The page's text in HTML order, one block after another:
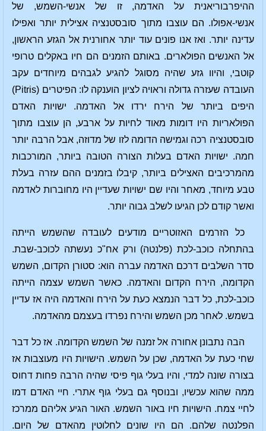
ההיפרבוריאנית על האדמה, זו של אנשי-השמש, של
אנשי-אפולו. הם עוצבו מתוך סובסטנציה אצילית יותר ואפילו
עדינה יותר. ואז אנו פונים עוד יותר אחורנית אל הגזע הראשון,
אל האנשים הפולארים. באותם הזמנים הם חיו באקלים טרופי
קוטבי, והיוו גזע שהיה מסוגל להגיע לגבהים מיוחדים עקב
העובדה שעזרה גדולה וראויה לציון הוענקה לו: הפיטרים (Pitris)
היפים ביותר של הירח ירדו אל האדמה. ישויות האדם
הפולאריות היו דומות מאוד לחיות על ארבע, הן עוצבו מתוך
סובסטנציה רכה וגמישה הדומה לזו של מדוזה, אבל הרבה יותר
חמה. ישויות האדם בעלות הצורה הטובה ביותר, המורכבות
מהמרכיבים האצילים ביותר, קיבלו בזמנים ההם עזרה בעלת
טבע מיוחד, מאחר והיו שם ישויות שעדיין היו מחוברות לאדמה
ואשר קודם לכן הגיעו לשלב גבוה יותר.
כל הזרמים האזוטריים מודעים לעובדה שהשמש הייתה
בהתחלה כוכב-לכת (פלנטה) ורק אח"כ נעשתה לכוכב-שבת.
סדר השלבים דרכם האדמה עברה הוא: סטורן הקדום, השמש
הקדומה, הירח הקדום והאדמה. כאשר השמש עצמה הייתה
כוכב-לכת, כל דבר הנמצא כעת על הירח והאדמה היה אז עדיין
בשמש. לאחר מכן השמש והירח נפרדו בעצמם מהאדמה.
הבה נתבונן אחורה אל זמנה של השמש הקדומה. אז כל דבר
שחי כעת על האדמה, שכן על השמש. הישויות היו מעוצבות אז
בצורה שונה למדי, והיו בעלי גוף פיסי שהיה הרבה פחות דחוס
ממה שהוא עכשיו, ובנוסף גם בעלי גוף אתרי. חיי האדם דמו
לחיי צמח. הישויות חיו באור השמש. האור הגיע אליהם ממרכז
הפלנטה שלהם. הם היו שונים לחלוטין מהאדם של היום.